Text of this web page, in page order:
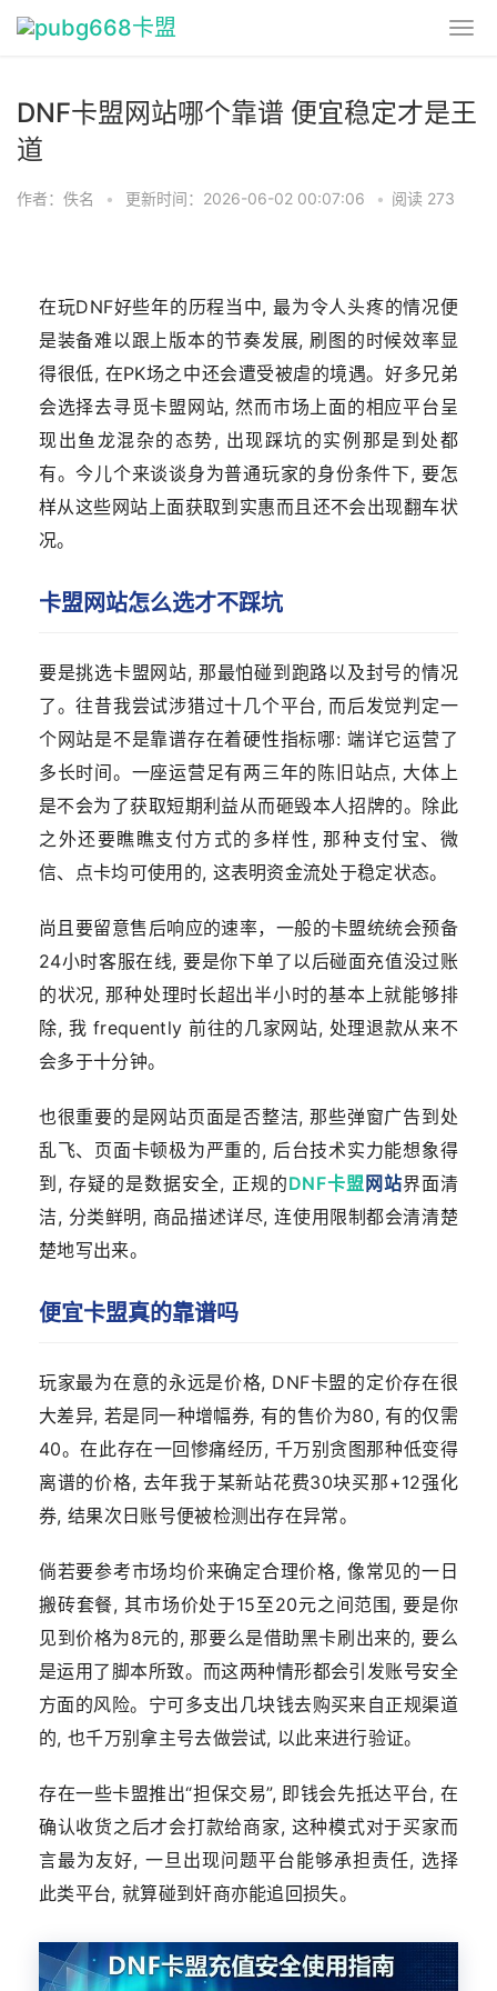
DNF卡盟网站哪个靠谱 便宜稳定才是王
道
作者：佚名 • 更新时间：2026-06-02 00:07:06 • 阅读 273
在玩DNF好些年的历程当中, 最为令人头疼的情况便
是装备难以跟上版本的节奏发展, 刷图的时候效率显
得很低, 在PK场之中还会遭受被虐的境遇。好多兄弟
会选择去寻觅卡盟网站, 然而市场上面的相应平台呈
现出鱼龙混杂的态势, 出现踩坑的实例那是到处都
有。今儿个来谈谈身为普通玩家的身份条件下, 要怎
样从这些网站上面获取到实惠而且还不会出现翻车状
况。
卡盟网站怎么选才不踩坑
要是挑选卡盟网站, 那最怕碰到跑路以及封号的情况
了。往昔我尝试涉猎过十几个平台, 而后发觉判定一
个网站是不是靠谱存在着硬性指标哪: 端详它运营了
多长时间。一座运营足有两三年的陈旧站点, 大体上
是不会为了获取短期利益从而砸毁本人招牌的。除此
之外还要瞧瞧支付方式的多样性, 那种支付宝、微
信、点卡均可使用的, 这表明资金流处于稳定状态。
尚且要留意售后响应的速率，一般的卡盟统统会预备
24小时客服在线, 要是你下单了以后碰面充值没过账
的状况, 那种处理时长超出半小时的基本上就能够排
除, 我 frequently 前往的几家网站, 处理退款从来不
会多于十分钟。
也很重要的是网站页面是否整洁, 那些弹窗广告到处
乱飞、页面卡顿极为严重的, 后台技术实力能想象得
到, 存疑的是数据安全, 正规的DNF卡盟 网站界面清
洁, 分类鲜明, 商品描述详尽, 连使用限制都会清清楚
楚地写出来。
便宜卡盟真的靠谱吗
玩家最为在意的永远是价格, DNF卡盟的定价存在很
大差异, 若是同一种增幅券, 有的售价为80, 有的仅需
40。在此存在一回惨痛经历, 千万别贪图那种低变得
离谱的价格, 去年我于某新站花费30块买那+12强化
券, 结果次日账号便被检测出存在异常。
倘若要参考市场均价来确定合理价格, 像常见的一日
搬砖套餐, 其市场价处于15至20元之间范围, 要是你
见到价格为8元的, 那要么是借助黑卡刷出来的, 要么
是运用了脚本所致。而这两种情形都会引发账号安全
方面的风险。宁可多支出几块钱去购买来自正规渠道
的, 也千万别拿主号去做尝试, 以此来进行验证。
存在一些卡盟推出“担保交易”, 即钱会先抵达平台, 在
确认收货之后才会打款给商家, 这种模式对于买家而
言最为友好, 一旦出现问题平台能够承担责任, 选择
此类平台, 就算碰到奸商亦能追回损失。